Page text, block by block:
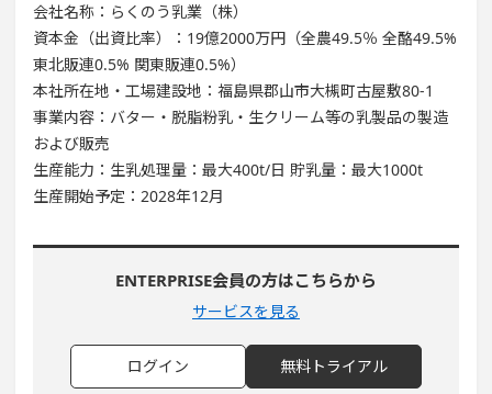
会社名称：らくのう乳業（株）
資本金（出資比率）：19億2000万円（全農49.5％ 全酪49.5%
東北販連0.5% 関東販連0.5%）
本社所在地・工場建設地：福島県郡山市大槻町古屋敷80-1
事業内容：バター・脱脂粉乳・生クリーム等の乳製品の製造
および販売
生産能力：生乳処理量：最大400t/日 貯乳量：最大1000t
生産開始予定：2028年12月
ENTERPRISE会員の方はこちらから
サービスを見る
ログイン 無料トライアル